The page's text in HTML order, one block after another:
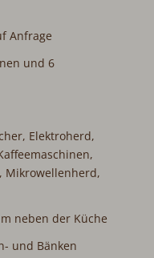
und 6 Waschbecken
Elektroherd,
Bänken